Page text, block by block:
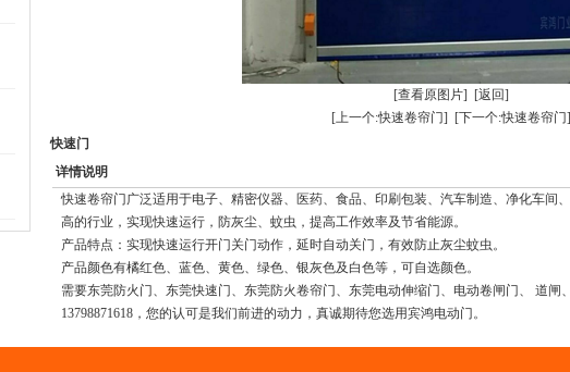
[查看原图片] [返回]
[上一个:快速卷帘门] [下一个:快速卷帘门]
快速门
详情说明
快速卷帘门广泛适用于电子、精密仪器、医药、食品、印刷包装、汽车制造、净化车间
高的行业，实现快速运行，防灰尘、蚊虫，提高工作效率及节省能源。
产品特点：实现快速运行开门关门动作，延时自动关门，有效防止灰尘蚊虫。
产品颜色有橘红色、蓝色、黄色、绿色、银灰色及白色等，可自选颜色。
需要东莞防火门、 东莞快速门、 东莞防火卷帘门、 东莞电动伸缩门、 电动卷闸门、 道闸
13798871618 ，您的认可是我们前进的动力，真诚期待您选用宾鸿电动门。